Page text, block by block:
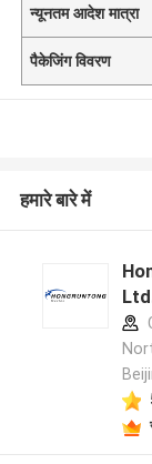
न्यूनतम आदेश मात्रा
पैकेजिंग विवरण
हमारे बारे में
Ltd.